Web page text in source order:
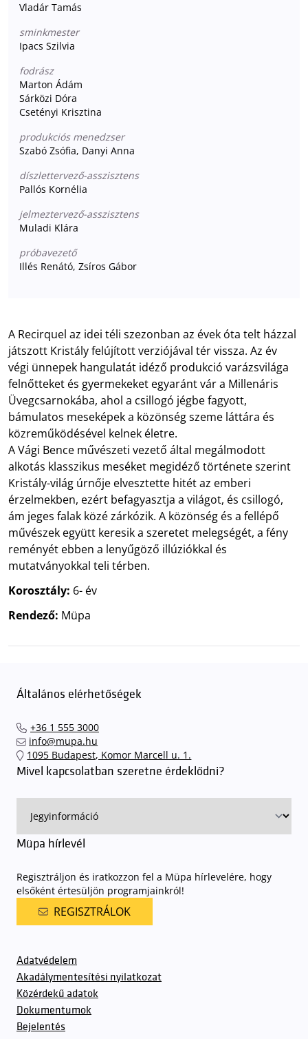
Vladár Tamás
sminkmester
Ipacs Szilvia
fodrász
Marton Ádám
Sárközi Dóra
Csetényi Krisztina
produkciós menedzser
Szabó Zsófia, Danyi Anna
díszlettervező-asszisztens
Pallós Kornélia
jelmeztervező-asszisztens
Muladi Klára
próbavezető
Illés Renátó, Zsíros Gábor
A Recirquel az idei téli szezonban az évek óta telt házzal
játszott Kristály felújított verziójával tér vissza. Az év
végi ünnepek hangulatát idéző produkció varázsvilága
felnőtteket és gyermekeket egyaránt vár a Millenáris
Üvegcsarnokába, ahol a csillogó jégbe fagyott,
bámulatos meseképek a közönség szeme láttára és
közreműködésével kelnek életre.
A Vági Bence művészeti vezető által megálmodott
alkotás klasszikus meséket megidéző története szerint
Kristály-világ úrnője elvesztette hitét az emberi
érzelmekben, ezért befagyasztja a világot, és csillogó,
ám jeges falak közé zárkózik. A közönség és a fellépő
művészek együtt keresik a szeretet melegségét, a fény
reményét ebben a lenyűgöző illúziókkal és
mutatványokkal teli térben.
Korosztály: 6- év
Rendező: Müpa
Általános elérhetőségek
+36 1 555 3000
info@mupa.hu
1095 Budapest, Komor Marcell u. 1.
Mivel kapcsolatban szeretne érdeklődni?
Müpa hírlevél
Regisztráljon és iratkozzon fel a Müpa hírlevelére, hogy
elsőként értesüljön programjainkról!
REGISZTRÁLOK
Adatvédelem
Akadálymentesítési nyilatkozat
Közérdekű adatok
Dokumentumok
Bejelentés